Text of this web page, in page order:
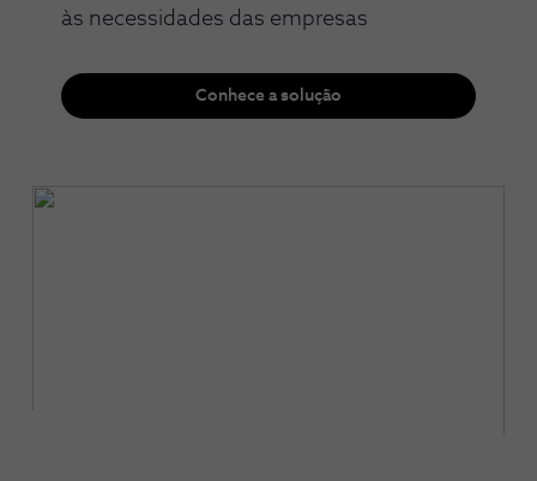
às necessidades das empresas
Conhece a solução